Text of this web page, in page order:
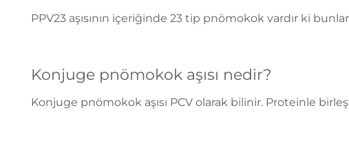
PPV23 aşısının içeriğinde 23 tip pnömokok vardır ki
Konjuge pnömokok aşısı nedir?
Konjuge pnömokok aşısı PCV olarak bilinir. Proteinle